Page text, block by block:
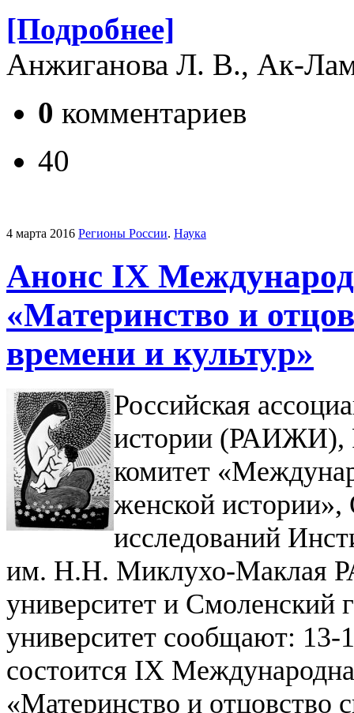
[Подробнее]
Анжиганова Л. В., Ак-
0 комментариев
40
4 марта 2016 Регионы России. Наука
Анонс IX
«Материнство и
времени и культур»
Российская
истории (РАИЖИ),
комитет
женской истории»,
исследований
им. Н.Н. Миклухо-Маклая
университет и Смоленский
университет сообщают: 13-
состоится IX
«Материнство и отцовство